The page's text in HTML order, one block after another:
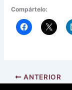
Compártelo:
ANTERIOR